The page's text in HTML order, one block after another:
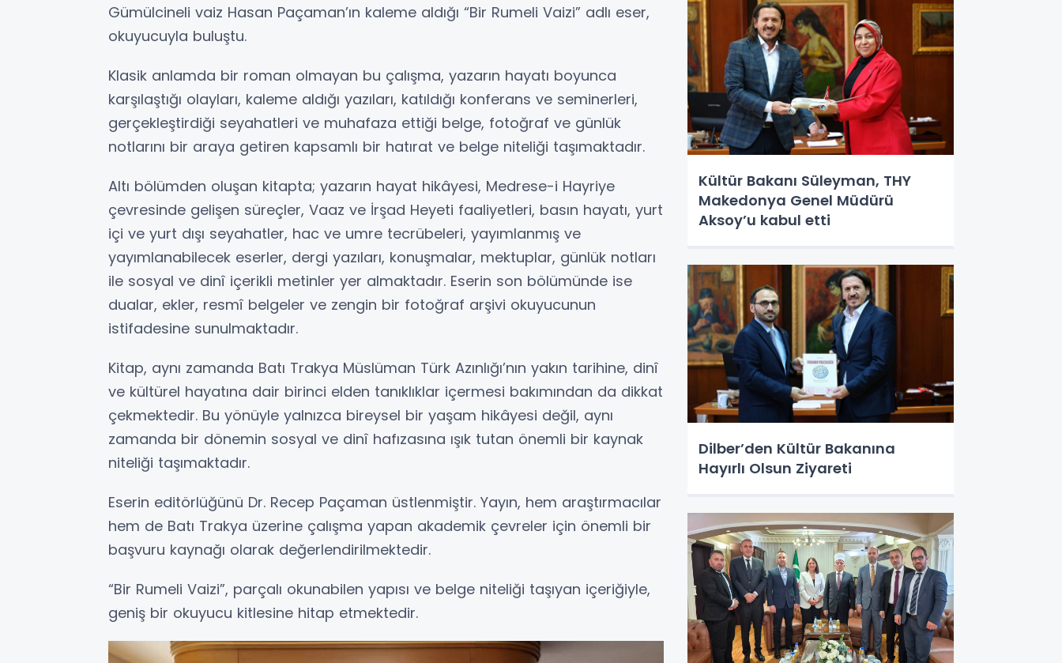
Gümülcineli vaiz Hasan Paçaman’ın kaleme aldığı “Bir Rumeli Vaizi” adlı eser,
okuyucuyla buluştu.
Klasik anlamda bir roman olmayan bu çalışma, yazarın hayatı boyunca
karşılaştığı olayları, kaleme aldığı yazıları, katıldığı konferans ve seminerleri,
gerçekleştirdiği seyahatleri ve muhafaza ettiği belge, fotoğraf ve günlük
notlarını bir araya getiren kapsamlı bir hatırat ve belge niteliği taşımaktadır.
Altı bölümden oluşan kitapta; yazarın hayat hikâyesi, Medrese-i Hayriye
çevresinde gelişen süreçler, Vaaz ve İrşad Heyeti faaliyetleri, basın hayatı, yurt
içi ve yurt dışı seyahatler, hac ve umre tecrübeleri, yayımlanmış ve
yayımlanabilecek eserler, dergi yazıları, konuşmalar, mektuplar, günlük notları
ile sosyal ve dinî içerikli metinler yer almaktadır. Eserin son bölümünde ise
dualar, ekler, resmî belgeler ve zengin bir fotoğraf arşivi okuyucunun
istifadesine sunulmaktadır.
Kitap, aynı zamanda Batı Trakya Müslüman Türk Azınlığı’nın yakın tarihine, dinî
ve kültürel hayatına dair birinci elden tanıklıklar içermesi bakımından da dikkat
çekmektedir. Bu yönüyle yalnızca bireysel bir yaşam hikâyesi değil, aynı
zamanda bir dönemin sosyal ve dinî hafızasına ışık tutan önemli bir kaynak
niteliği taşımaktadır.
Eserin editörlüğünü Dr. Recep Paçaman üstlenmiştir. Yayın, hem araştırmacılar
hem de Batı Trakya üzerine çalışma yapan akademik çevreler için önemli bir
başvuru kaynağı olarak değerlendirilmektedir.
“Bir Rumeli Vaizi”, parçalı okunabilen yapısı ve belge niteliği taşıyan içeriğiyle,
geniş bir okuyucu kitlesine hitap etmektedir.
Kültür Bakanı Süleyman, THY
Makedonya Genel Müdürü
Aksoy’u kabul etti
Dilber’den Kültür Bakanına
Hayırlı Olsun Ziyareti